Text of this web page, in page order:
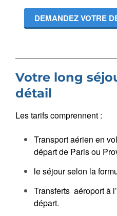
DEMANDEZ VOTRE
Votre long
détail
Les tarifs comprennent :
Transport aérien en
départ de Paris ou
le séjour selon la
Transferts aéroport à
départ.